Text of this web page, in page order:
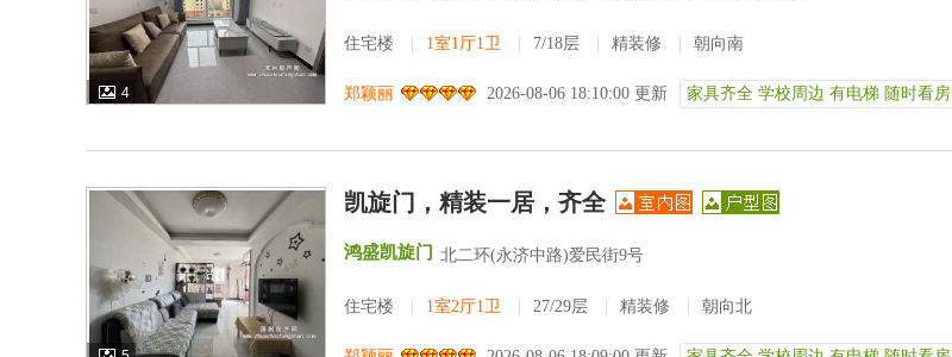
4
住宅楼 1室1厅1卫 7/18层 精装修 朝向南
郑颖丽 2026-08-06 18:10:00 更新 家具齐全 学校周边 有电梯 随时看房
凯旋门，精装一居，齐全
鸿盛凯旋门 北二环(永济中路)爱民街9号
住宅楼 1室2厅1卫 27/29层 精装修 朝向北